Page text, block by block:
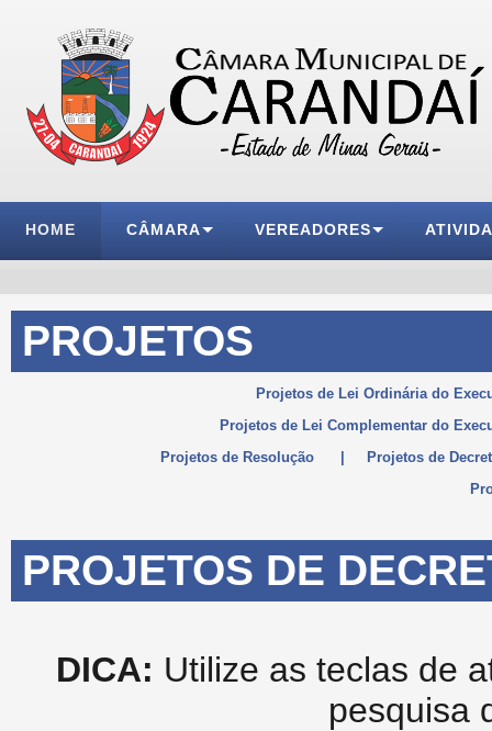
HOME CÂMARA VEREADORES
PROJETOS
Projetos de Lei Ordinária do
Projetos de Lei Complementar do
Projetos de Resolução
Projetos de
PROJETOS DE
DICA: Utilize as teclas de
pesquisa